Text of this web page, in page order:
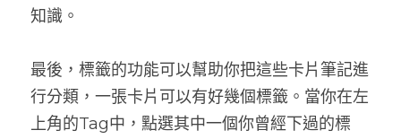
知識。
最後，標籤的功能可以幫助你把這些卡片筆記進
行分類，一張卡片可以有好幾個標籤。當你在左
上角的Tag中，點選其中一個你曾經下過的標